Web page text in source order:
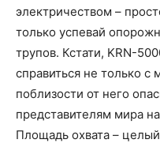
электричеством –
только успевай
трупов. Кстати, KRN-
справиться не только
поблизости от него
представителям мира
Площадь охвата –